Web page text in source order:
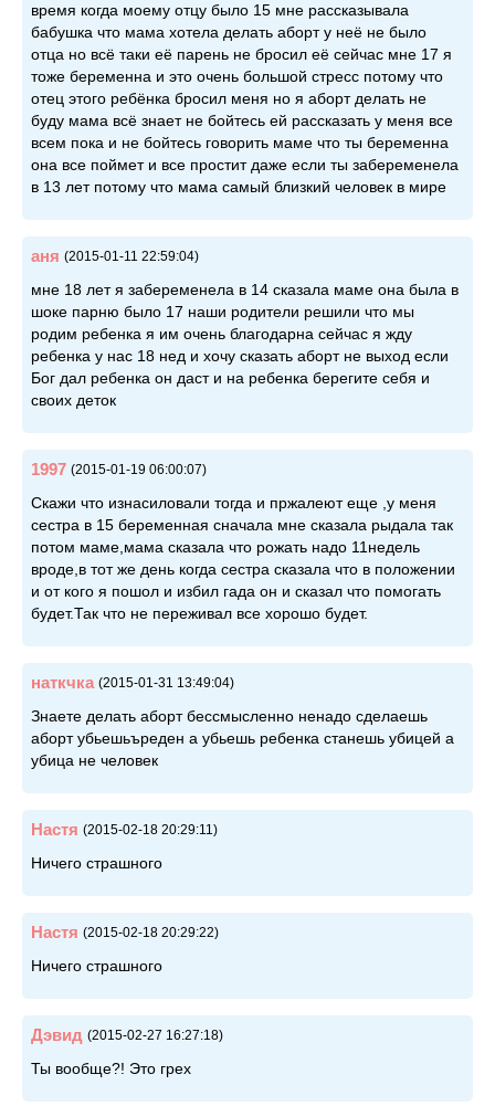
время когда моему отцу было 15 мне рассказывала
бабушка что мама хотела делать аборт у неё не было
отца но всё таки её парень не бросил её сейчас мне 17 я
тоже беременна и это очень большой стресс потому что
отец этого ребёнка бросил меня но я аборт делать не
буду мама всё знает не бойтесь ей рассказать у меня все
всем пока и не бойтесь говорить маме что ты беременна
она все поймет и все простит даже если ты забеременела
в 13 лет потому что мама самый близкий человек в мире
аня (2015-01-11 22:59:04)
мне 18 лет я забеременела в 14 сказала маме она была в
шоке парню было 17 наши родители решили что мы
родим ребенка я им очень благодарна сейчас я жду
ребенка у нас 18 нед и хочу сказать аборт не выход если
Бог дал ребенка он даст и на ребенка берегите себя и
своих деток
1997 (2015-01-19 06:00:07)
Скажи что изнасиловали тогда и пржалеют еще ,у меня
сестра в 15 беременная сначала мне сказала рыдала так
потом маме,мама сказала что рожать надо 11недель
вроде,в тот же день когда сестра сказала что в положении
и от кого я пошол и избил гада он и сказал что помогать
будет.Так что не переживал все хорошо будет.
наткчка (2015-01-31 13:49:04)
Знаете делать аборт бессмысленно ненадо сделаешь
аборт убьешьъреден а убьешь ребенка станешь убицей а
убица не человек
Настя (2015-02-18 20:29:11)
Ничего страшного
Настя (2015-02-18 20:29:22)
Ничего страшного
Дэвид (2015-02-27 16:27:18)
Ты вообще?! Это грех